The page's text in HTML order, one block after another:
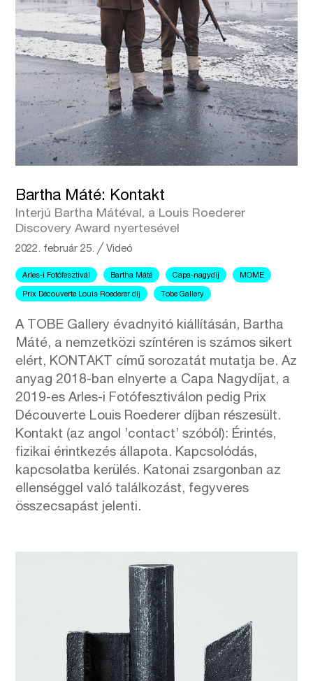
Bartha Máté: Kontakt
Interjú Bartha Mátéval, a Louis Roederer
Discovery Award nyertesével
2022. február 25. ╱Videó
Arles-i Fotófesztivál Bartha Máté Capa-nagydíj MOME
Prix Découverte Louis Roederer díj Tobe Gallery
A TOBE Gallery évadnyitó kiállításán, Bartha
Máté, a nemzetközi színtéren is számos sikert
elért, KONTAKT című sorozatát mutatja be. Az
anyag 2018-ban elnyerte a Capa Nagydíjat, a
2019-es Arles-i Fotófesztiválon pedig Prix
Découverte Louis Roederer díjban részesült.
Kontakt (az angol ’contact’ szóból): Érintés,
fizikai érintkezés állapota. Kapcsolódás,
kapcsolatba kerülés. Katonai zsargonban az
ellenséggel való találkozást, fegyveres
összecsapást jelenti.